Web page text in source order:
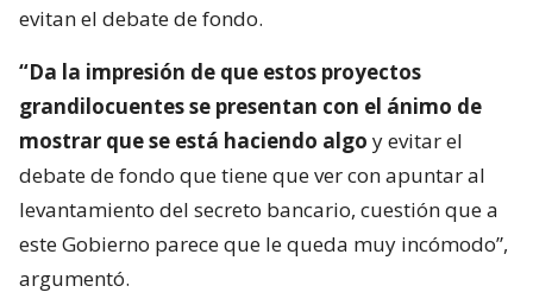
evitan el debate de fondo.
“Da la impresión de que estos proyectos
grandilocuentes se presentan con el ánimo de
mostrar que se está haciendo algo y evitar el
debate de fondo que tiene que ver con apuntar al
levantamiento del secreto bancario, cuestión que a
este Gobierno parece que le queda muy incómodo”,
argumentó.